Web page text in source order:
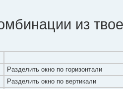
из
Разделить окно по горизонтали
Разделить окно по вертикали